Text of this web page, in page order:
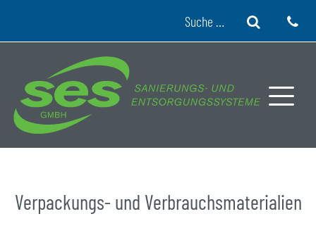
Suche
Verpackungs- und Verbrauchsmaterialien